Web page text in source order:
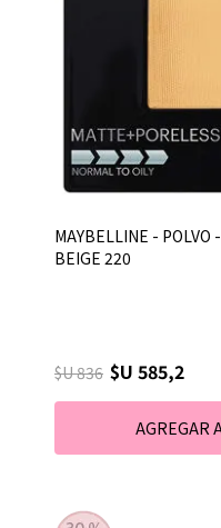
MAYBELLINE - POLVO
BEIGE 220
$U 836 $U 585,2